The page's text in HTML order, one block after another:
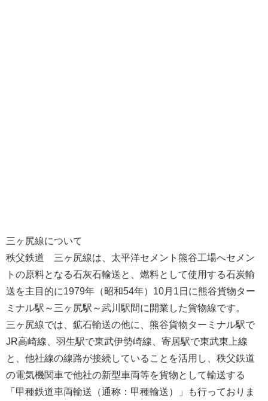
三ヶ尻線について
秩父鉄道 三ヶ尻線は、太平洋セメント熊谷工場へセメン
トの原料となる石灰石輸送と、燃料として使用する石炭輸
送を主目的に1979年（昭和54年）10月1日に熊谷貨物ター
ミナル駅～三ヶ尻駅～武川駅間に開業した貨物線です。
三ヶ尻線では、鉱石輸送の他に、熊谷貨物ターミナル駅で
JR高崎線、羽生駅で東武伊勢崎線、寄居駅で東武東上線
と、他社線の線路が接続していることを活用し、秩父鉄道
の電気機関車で他社の新型車両等を貨物として輸送する
「甲種鉄道車両輸送（通称：甲種輸送）」も行っておりま